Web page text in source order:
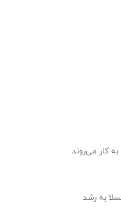
تسلا همانند بسیاری از شرکت‌های خودروساز باتری خودروهایش را از کمپانی‌های دیگر می‌خرد تا روی مأمویت اصلی یعنی تولید خودرو تمرکز کند. سلول‌های ۲۱۷۰ که در تسلا مدل ۳ و مدل Y به کار می‌روند
تسلا به رشد